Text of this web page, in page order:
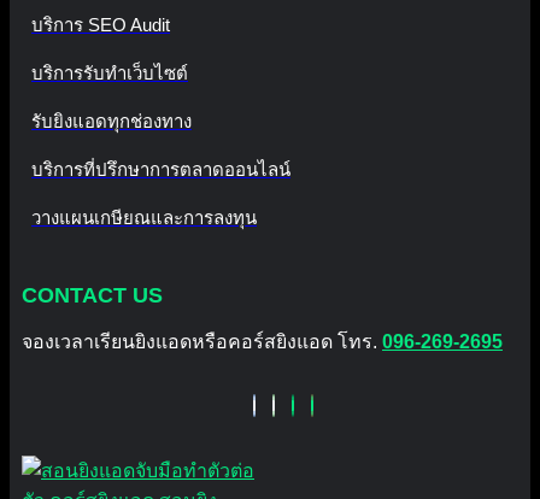
บริการ SEO Audit
บริการรับทำเว็บไซต์
รับยิงแอดทุกช่องทาง
บริการที่ปรึกษาการตลาดออนไลน์
วางแผนเกษียณและการลงทุน
CONTACT US
จองเวลาเรียนยิงแอดหรือคอร์สยิงแอด โทร. 096-269-2695